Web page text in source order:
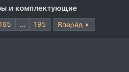
и комплектующие
165 … 195 Вперёд